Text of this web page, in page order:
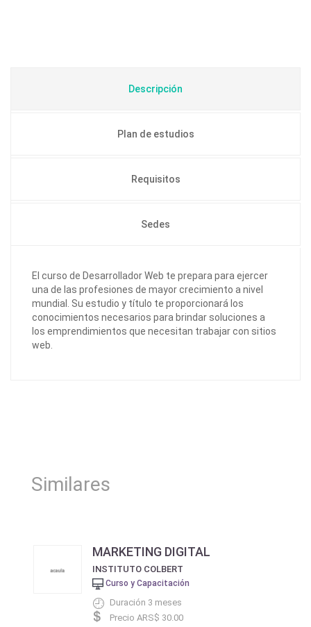
Descripción
Plan de estudios
Requisitos
Sedes
El curso de Desarrollador Web te prepara para ejercer
una de las profesiones de mayor crecimiento a nivel
mundial. Su estudio y título te proporcionará los
conocimientos necesarios para brindar soluciones a
los emprendimientos que necesitan trabajar con sitios
web.
Similares
MARKETING DIGITAL
INSTITUTO COLBERT
Curso y Capacitación
Duración 3 meses
Precio ARS$ 30.00